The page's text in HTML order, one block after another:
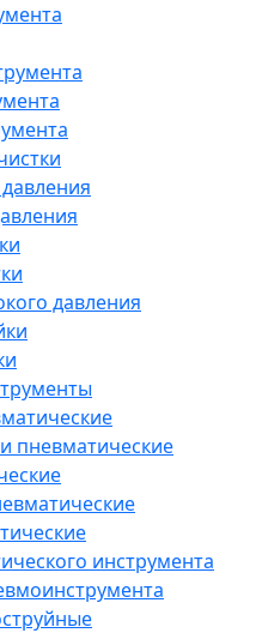
давления
пневматические
инструмента